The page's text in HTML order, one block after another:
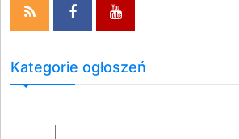
Kategorie ogłoszeń